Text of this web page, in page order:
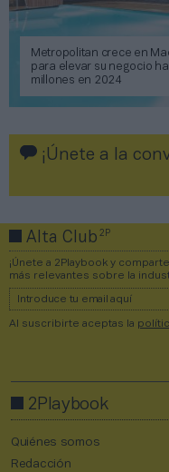
Metropolitan crece en
para elevar su negocio
millones en 2024
¡Únete a la
Alta Club2P
¡Únete a 2Playbook y
más relevantes sobre la
Al suscribirte aceptas la
2Playbook
Quiénes somos
Redacción